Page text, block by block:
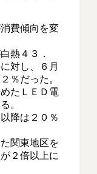
費傾向を変
熱４３．
対し、６月
％だった。
たＬＥＤ電
。
降は２０％
関東地区を
２倍以上に